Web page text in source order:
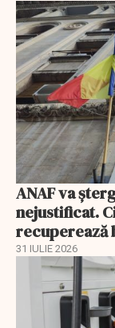
ANAF va
nejustificat.
recuperează
31 IULIE 2026